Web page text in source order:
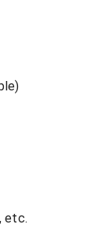
etc.